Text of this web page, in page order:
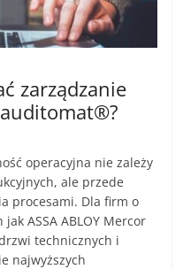
zarządzanie
operacyjna nie zależy
ale przede
procesami. Dla firm o
ASSA ABLOY Mercor
technicznych i
najwyższych